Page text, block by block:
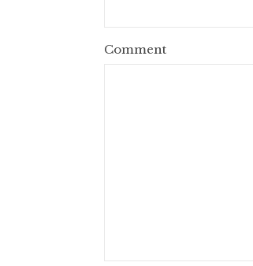
Comment